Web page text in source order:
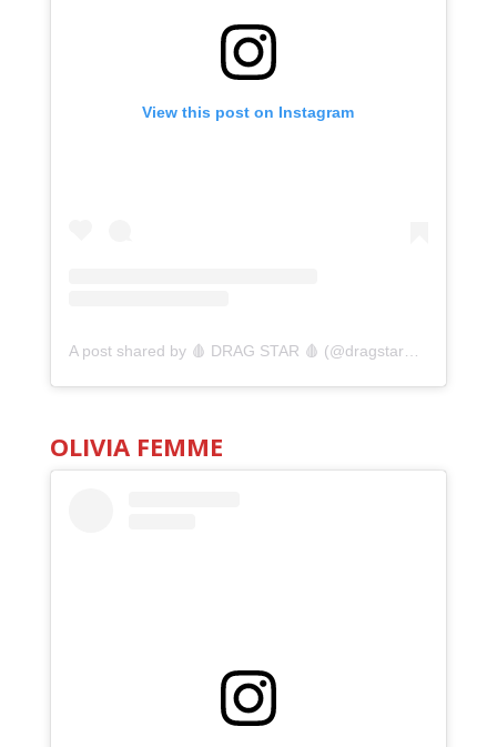
View this post on Instagram
A post shared by 🩸 DRAG STAR 🩸 (@dragstarmx)
OLIVIA FEMME